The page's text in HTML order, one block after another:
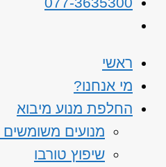
ראשי
מי אנחנו?
החלפת מנוע מיבוא
מנועים משומשים
שיפוץ טורבו